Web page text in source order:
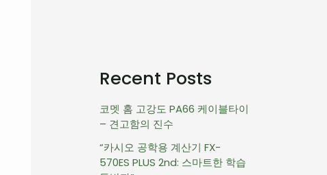
Recent Posts
코멧 홈 고강도 PA66 케이블타이
– 견고함의 진수
“카시오 공학용 계산기 FX-
570ES PLUS 2nd: 스마트한 학습